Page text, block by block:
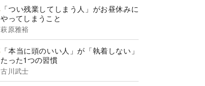
「つい残業してしまう人」がお昼休みに
やってしまうこと
萩原雅裕
「本当に頭のいい人」が「執着しない」
たった1つの習慣
古川武士